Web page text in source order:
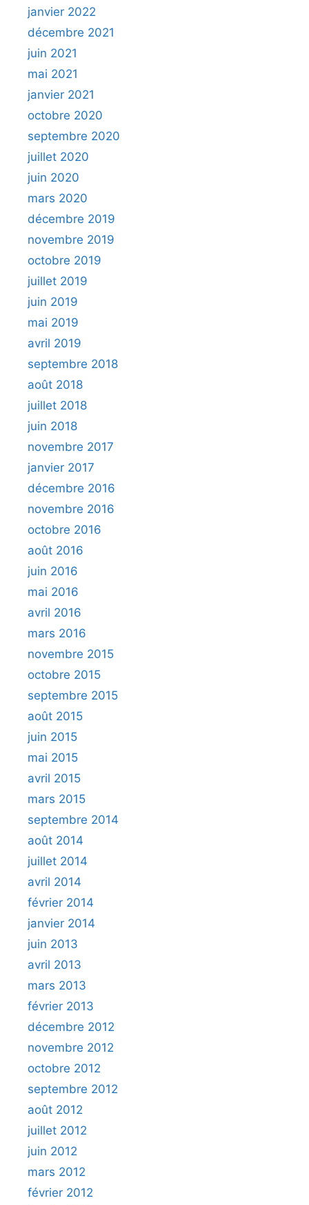
janvier 2022
décembre 2021
juin 2021
mai 2021
janvier 2021
octobre 2020
septembre 2020
juillet 2020
juin 2020
mars 2020
décembre 2019
novembre 2019
octobre 2019
juillet 2019
juin 2019
mai 2019
avril 2019
septembre 2018
août 2018
juillet 2018
juin 2018
novembre 2017
janvier 2017
décembre 2016
novembre 2016
octobre 2016
août 2016
juin 2016
mai 2016
avril 2016
mars 2016
novembre 2015
octobre 2015
septembre 2015
août 2015
juin 2015
mai 2015
avril 2015
mars 2015
septembre 2014
août 2014
juillet 2014
avril 2014
février 2014
janvier 2014
juin 2013
avril 2013
mars 2013
février 2013
décembre 2012
novembre 2012
octobre 2012
septembre 2012
août 2012
juillet 2012
juin 2012
mars 2012
février 2012